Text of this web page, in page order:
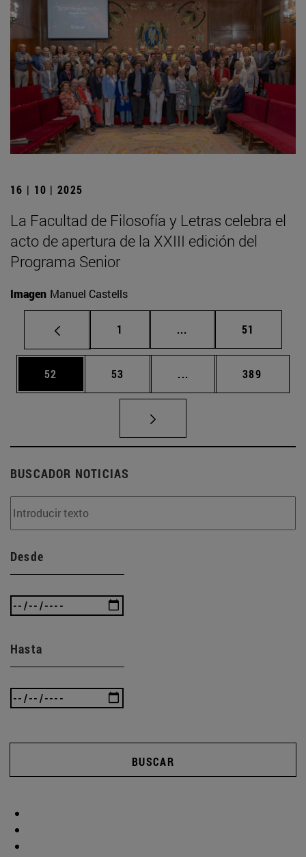
16 | 10 | 2025
La Facultad de Filosofía y Letras celebra el
acto de apertura de la XXIII edición del
Programa Senior
Imagen Manuel Castells
Página
1 ... Páginas intermedias
Página
51
Página
52 Página
53 ... Páginas intermedias
Página
389
BUSCADOR NOTICIAS
Desde
Hasta
BUSCAR